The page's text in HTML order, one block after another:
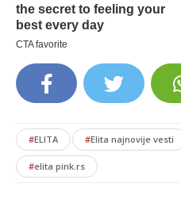
#ELITA #Elita najnovije vesti
#elita pink.rs